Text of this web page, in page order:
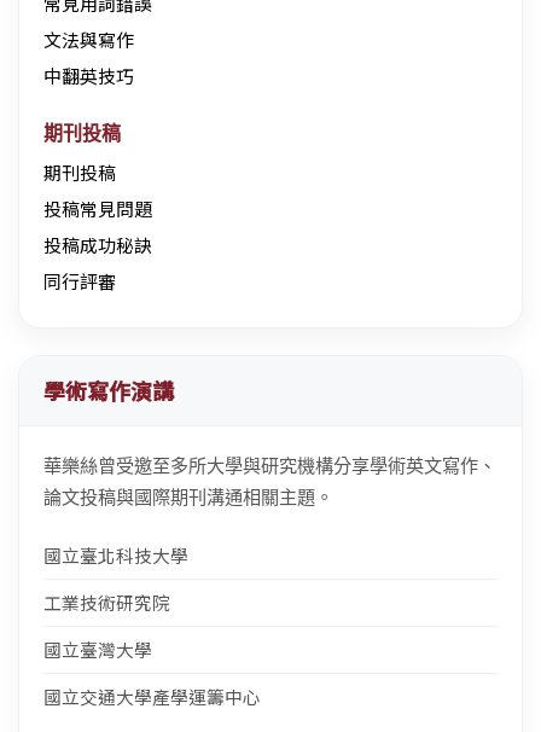
文法與寫作
中翻英技巧
期刊投稿
期刊投稿
投稿常見問題
投稿成功秘訣
同行評審
學術寫作演講
華樂絲曾受邀至多所大學與研究機構分享學術英文寫作、
論文投稿與國際期刊溝通相關主題。
國立臺北科技大學
工業技術研究院
國立臺灣大學
國立交通大學產學運籌中心